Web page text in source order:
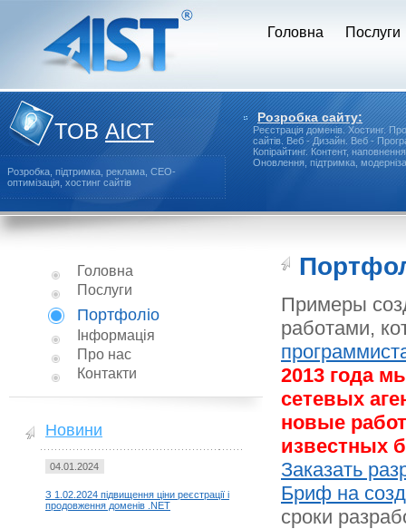
Головна Послуги
ТОВАІСТ
Розробка, підтримка, реклама, СЕО-
оптимізація, хостинг сайтів
Розробка сайту:
Реєстрація доменів. Хостинг.
сайтів. Веб - Дизайн. Веб -
Копірайтинг. Контент,
Оновлення, підтримка,
Примеры
работами,
2013 года
сетевых
новые
известных
Заказать
Бриф на
сроки
Головна
Послуги
Портфоліо
Інформація
Про нас
Контакти
Новини
04.01.2024
З 1.02.2024 підвищення ціни реєстрації і
продовження доменів .NET